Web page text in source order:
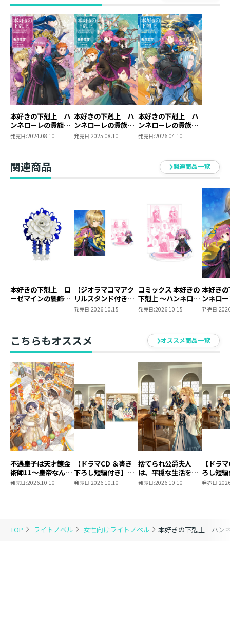
TOP ライトノベル 女性向けライトノベル 本好きの下剋上 ハン
る、時空を越えた恋愛バトルファンタジー開幕！
書き下ろし短編×２本、椎名優描き下ろし「四コマ漫
画」収録！
香月美夜
MIYA KAZUKI
本作でデビュー。
ハンネローレが主役の新シリーズです。主役が変わると
書いている時の心情やノリも結構変わるので面白いで
本好きの下剋上 ハ
ンネローレの貴族院
五年生１
発売日:2024.08.10
本好きの下剋上 ハ
ンネローレの貴族院
五年生２
発売日:2025.08.10
本好きの下剋上 ハ
ンネローレの貴族院
五年生３
発売日:2026.04.10
関連商品 関連商品一覧
本好きの下剋上 ロ
ーゼマインの髪飾り
【ジオラマコマアク
リルスタンド付き】
本好きの下剋上 ～ハ
ミックス）
発売日:2026.10.15
コミックス 本好きの
下剋上 ～ハンネロー
レの貴族院五年生～
アクリルスタンド
（1巻4話）
発売日:2026.10.15
本好き
ンネロ
五年生
発売日:
こちらもオススメ オススメ商品一覧
不遇皇子は天才錬金
術師11～皇帝なんて
柄じゃないので弟妹
発売日:2026.10.10
【ドラマCD ＆書き
下ろし短編付き】捨
てられ公爵夫人は、
発売日:2026.10.10
捨てられ公爵夫人
は、平穏な生活をお
望みのようです5
発売日:2026.10.10
【ドラ
ろし短
られ公
発売日: